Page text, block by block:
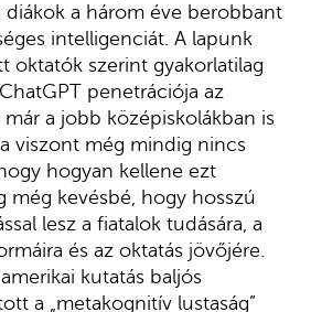
diákok a három éve berobbant
intelligenciát. A lapunk
oktatók szerint gyakorlatilag
penetrációja az
a jobb középiskolákban is
viszont még mindig nincs
hogyan kellene ezt
még kevésbé, hogy hosszú
lesz a fiatalok tudására, a
és az oktatás jövőjére.
kutatás baljós
a „metakognitív lustaság”